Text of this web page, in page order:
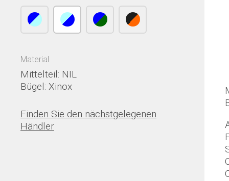
Material
Mittelteil: NIL
Bügel: Xinox
Finden Sie den nächstgelegenen
Händler